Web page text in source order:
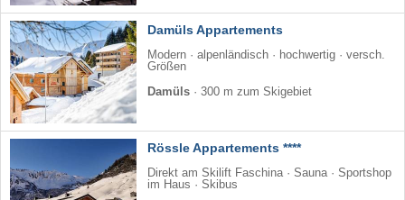
Damüls Appartements
Modern · alpenländisch · hochwertig · versch.
Größen
Damüls · 300 m zum Skigebiet
Rössle Appartements ****
Direkt am Skilift Faschina · Sauna · Sportshop
im Haus · Skibus